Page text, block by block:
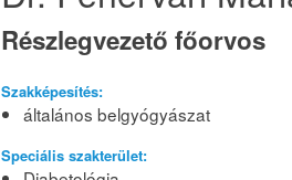
Részlegvezető főorvos
Szakképesítés:
általános belgyógyászat
Speciális szakterület: